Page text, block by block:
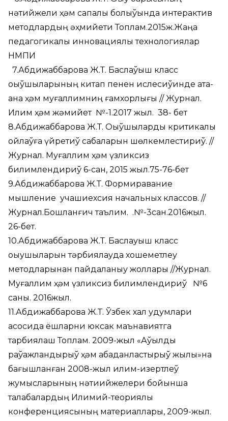
нәтийжели ҳәм сапалы болыўында интерактив
методлардың әҳмийети Топлам.2015ж.Жаңа
педагогикалық инновациялық технологиялар
НМПИ
7.Абдижаббарова Ж.Т. Баслаўыш класс
оқыўшыларының китап пенен ислесиўинде ата-
ана ҳәм муғаллимниң ғамхорлығы // Журнал.
Илим ҳәм жәмийет №-1.2017 жыл. 38- бет
8.Абдижаббарова Ж.Т. Оқыўшыларды критикалық
ойлаўға үйретиў сабақларын шөлкемлестириў. //
Журнал. Муғаллим ҳәм үзликсиз
билимлендириў 6-сан, 2015 жыл.75-76-бет
9.Абдижаббарова Ж.Т. Формиравание
мышление учашиехсия начальных классов. //
Журнал.Бошланғич таълим. .№-3сан.2016жыл.
26-бет.
10.Абдижаббарова Ж.Т. Баслауыш класс
оқыушыларын тәрбиялауда хошеметлеу
методларынан пайдаланыу жоллары //Журнал.
Муғаллим ҳәм үзликсиз билимлендириў №6
саны. 2016жыл.
11.Абдижаббарова Ж.Т. Ўзбек халқ удумлари
асосида ёшларни юксак маънавиятга
тарбиялаш Топлам. 2009-жыл «Аўылды
раўажландырыў ҳәм абаданластырыў жылы»на
бағышланған 2008-жыл илим-изертлеў
жумысларының нәтиийжелери бойынша
талабалардың Илимий-теориялық
конференциясының материаллары, 2009-жыл.